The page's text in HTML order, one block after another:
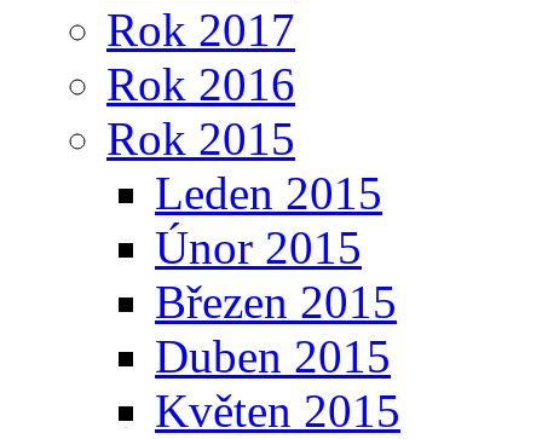
Rok 2017
Rok 2016
Rok 2015
Leden 2015
Únor 2015
Březen 2015
Duben 2015
Květen 2015